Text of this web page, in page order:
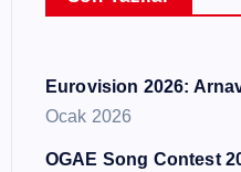
Eurovision 2026:
Ocak 2026
OGAE Song Contest